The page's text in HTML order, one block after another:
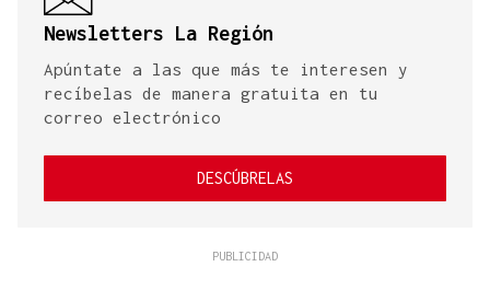
Newsletters La Región
Apúntate a las que más te interesen y
recíbelas de manera gratuita en tu
correo electrónico
DESCÚBRELAS